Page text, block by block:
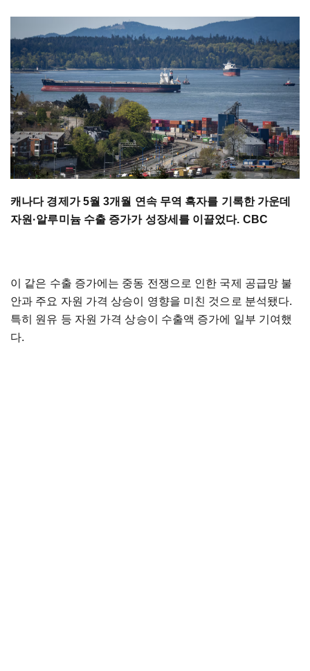
캐나다 경제가 5월 3개월 연속 무역 흑자를 기록한 가운데
자원·알루미늄 수출 증가가 성장세를 이끌었다. CBC
이 같은 수출 증가에는 중동 전쟁으로 인한 국제 공급망 불
안과 주요 자원 가격 상승이 영향을 미친 것으로 분석됐다.
특히 원유 등 자원 가격 상승이 수출액 증가에 일부 기여했
다.